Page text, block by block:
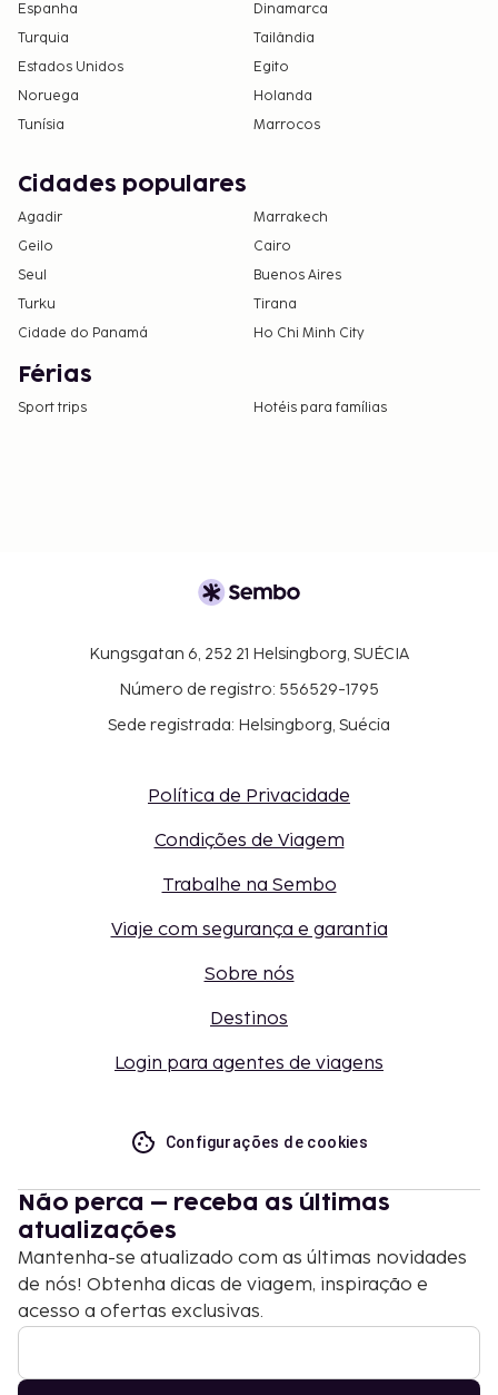
Espanha
Dinamarca
Turquia
Tailândia
Estados Unidos
Egito
Noruega
Holanda
Tunísia
Marrocos
Cidades populares
Agadir
Marrakech
Geilo
Cairo
Seul
Buenos Aires
Turku
Tirana
Cidade do Panamá
Ho Chi Minh City
Férias
Sport trips Hotéis para famílias
Kungsgatan 6, 252 21 Helsingborg, SUÉCIA
Número de registro: 556529-1795
Sede registrada: Helsingborg, Suécia
Política de Privacidade
Condições de Viagem
Trabalhe na Sembo
Viaje com segurança e garantia
Sobre nós
Destinos
Login para agentes de viagens
Configurações de cookies
Não perca – receba as últimas
atualizações
Mantenha-se atualizado com as últimas novidades
de nós! Obtenha dicas de viagem, inspiração e
acesso a ofertas exclusivas.